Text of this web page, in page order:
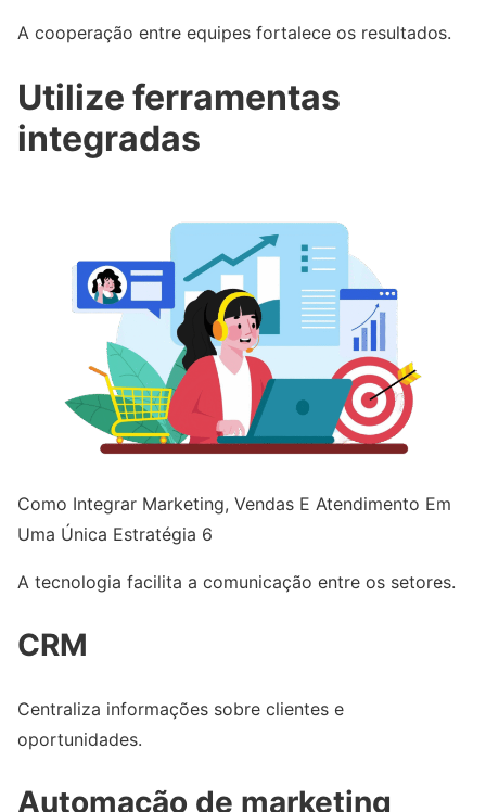
A cooperação entre equipes fortalece os resultados.
Utilize ferramentas
integradas
Como Integrar Marketing, Vendas E Atendimento Em
Uma Única Estratégia 6
A tecnologia facilita a comunicação entre os setores.
CRM
Centraliza informações sobre clientes e
oportunidades.
Automação de marketing